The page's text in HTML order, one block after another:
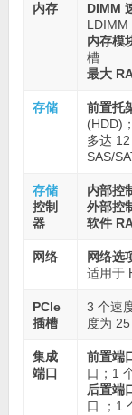
内存 DIMM
LDIMM
内存模
槽
最大
存储 前置托
(HDD)
多达
SAS/
存储
控制
器
内部控
外部控
软件
网络 网络选
适用于
PCle
插槽
3 个速
度为
集成
端口
前置端
口；1
后置端
口 ；1